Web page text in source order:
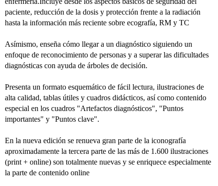
paciente, reducción de la dosis y protección frente a la radiación
hasta la información más reciente sobre ecografía, RM y TC
Asímismo, enseña cómo llegar a un diagnóstico siguiendo un
enfoque de reconocimiento de personas y a superar las dificultades
diagnósticas con ayuda de árboles de decisión.
Presenta un formato esquemático de fácil lectura, ilustraciones de
alta calidad, tablas útiles y cuadros didácticos, así como contenido
especial en los cuadros "Artefactos diagnósticos", "Puntos
importantes" y "Puntos clave".
En la nueva edición se renueva gran parte de la iconografía
aproximadamente la tercera parte de las más de 1.600 ilustraciones
(print + online) son totalmente nuevas y se enriquece especialmente
la parte de contenido online